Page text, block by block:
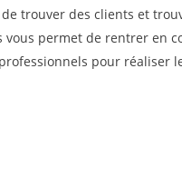
trouver des clients et
permet de rentrer en
pour réaliser